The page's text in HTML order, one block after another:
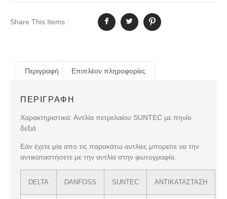
Share This Items :
Περιγραφή Επιπλέον πληροφορίες
ΠΕΡΙΓΡΑΦΉ
Χαρακτηριστικά: Αντλία πετρελαίου SUNTEC με πηνίο
δεξιά
Εάν έχετε μία απο τις παρακάτω αντλίες μπορείτε να την
αντικαταστήσετε με την αντλία στην φωτογραφία.
DELTA DANFOSS SUNTEC ΑΝΤΙΚΑΤΑΣΤΑΣΗ